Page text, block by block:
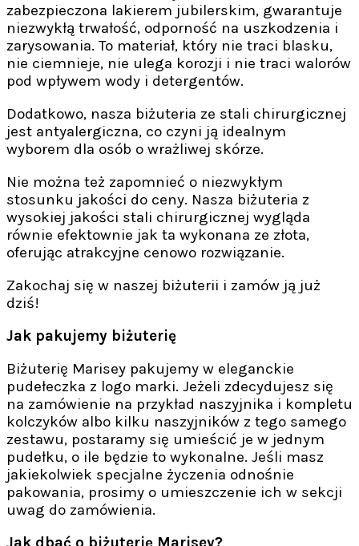
zabezpieczona lakierem jubilerskim, gwarantuje
niezwykłą trwałość, odporność na uszkodzenia i
zarysowania. To materiał, który nie traci blasku,
nie ciemnieje, nie ulega korozji i nie traci walorów
pod wpływem wody i detergentów.
Dodatkowo, nasza biżuteria ze stali chirurgicznej
jest antyalergiczna, co czyni ją idealnym
wyborem dla osób o wrażliwej skórze.
Nie można też zapomnieć o niezwykłym
stosunku jakości do ceny. Nasza biżuteria z
wysokiej jakości stali chirurgicznej wygląda
równie efektownie jak ta wykonana ze złota,
oferując atrakcyjne cenowo rozwiązanie.
Zakochaj się w naszej biżuterii i zamów ją już
dziś!
Jak pakujemy biżuterię
Biżuterię Marisey pakujemy w eleganckie
pudełeczka z logo marki. Jeżeli zdecydujesz się
na zamówienie na przykład naszyjnika i kompletu
kolczyków albo kilku naszyjników z tego samego
zestawu, postaramy się umieścić je w jednym
pudełku, o ile będzie to wykonalne. Jeśli masz
jakiekolwiek specjalne życzenia odnośnie
pakowania, prosimy o umieszczenie ich w sekcji
uwag do zamówienia.